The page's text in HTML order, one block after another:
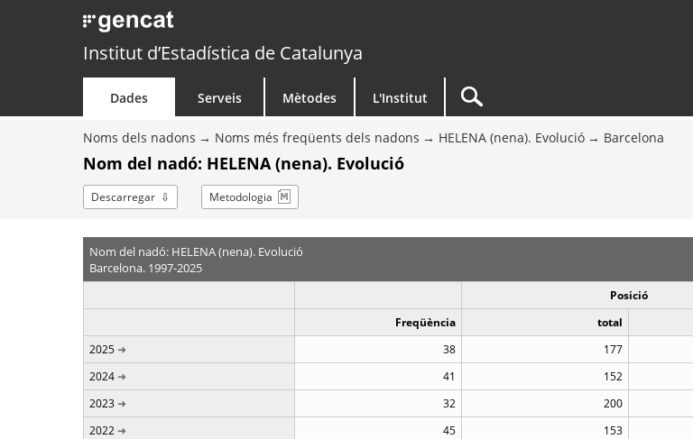
Institut d’Estadística de Catalunya
Dades Serveis Mètodes L'Institut
Noms dels nadons Noms més freqüents dels nadons HELENA (nena). Evolució Barcelona
Nom del nadó: HELENA (nena). Evolució
Descarregar Metodologia
Nom del nadó: HELENA (nena). Evolució
Barcelona. 1997-2025
Posició
Freqüència
total
2025
38 177
2024
41 152
2023
32 200
2022
45 153